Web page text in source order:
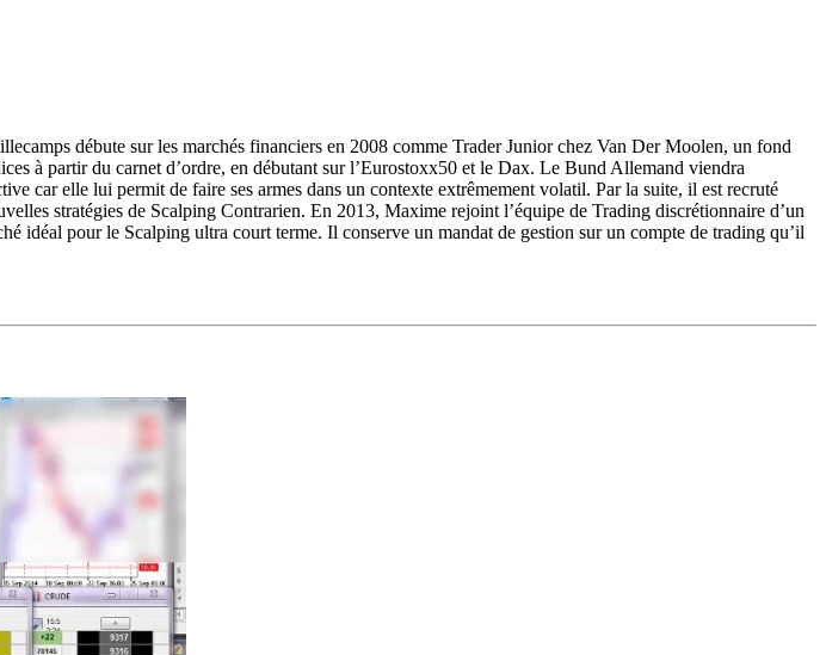
débute sur les marchés financiers en 2008 comme Trader Junior chez Van Der Moolen, un fond
à partir du carnet d’ordre, en débutant sur l’Eurostoxx50 et le Dax. Le Bund Allemand viendra
car elle lui permit de faire ses armes dans un contexte extrêmement volatil. Par la suite, il est recruté
stratégies de Scalping Contrarien. En 2013, Maxime rejoint l’équipe de Trading discrétionnaire d’un
idéal pour le Scalping ultra court terme. Il conserve un mandat de gestion sur un compte de trading qu’il